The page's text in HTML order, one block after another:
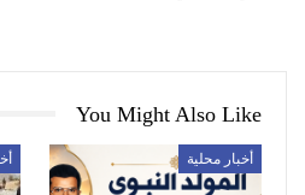
You Might Also Like
أخبار محلية